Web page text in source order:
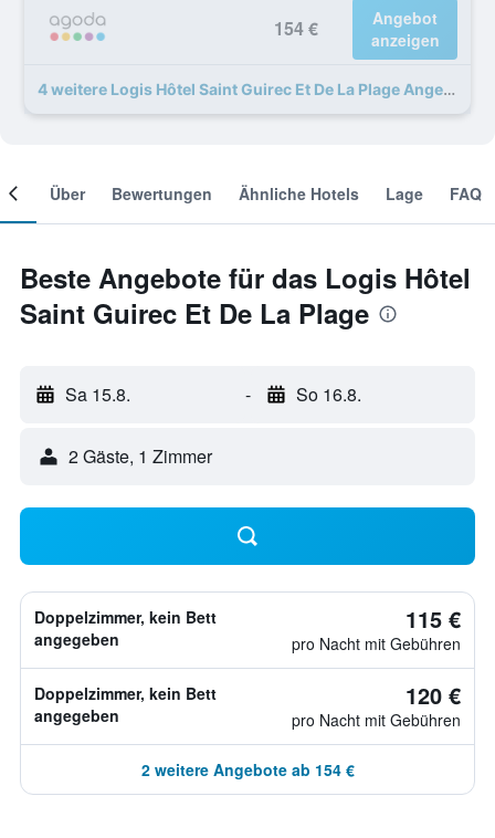
154 €
Angebot
anzeigen
4 weitere Logis Hôtel Saint Guirec Et De La Plage Angebote
Über Bewertungen Ähnliche Hotels Lage FAQ
Beste Angebote für das Logis Hôtel
Saint Guirec Et De La Plage
Sa 15.8. - So 16.8.
2 Gäste, 1 Zimmer
Doppelzimmer, kein Bett
angegeben
115 €
pro Nacht mit Gebühren
Doppelzimmer, kein Bett
angegeben
120 €
pro Nacht mit Gebühren
2 weitere Angebote ab 154 €